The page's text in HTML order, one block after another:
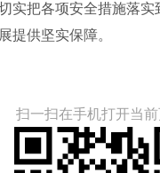
实把各项安全措施落实
提供坚实保障。
扫一扫在手机打开当